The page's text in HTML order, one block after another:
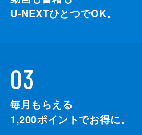
U-NEXTひとつでOK。
03
毎月もらえる
1,200ポイントでお得に。